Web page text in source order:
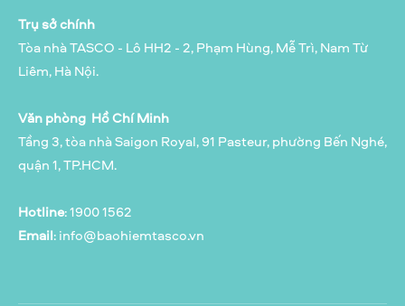
Trụ sở chính
Tòa nhà TASCO - Lô HH2 - 2, Phạm Hùng, Mễ Trì, Nam Từ
Liêm, Hà Nội.
Văn phòng Hồ Chí Minh
Tầng 3, tòa nhà Saigon Royal, 91 Pasteur, phường Bến Nghé,
quận 1, TP.HCM.
Hotline: 1900 1562
Email:info@baohiemtasco.vn